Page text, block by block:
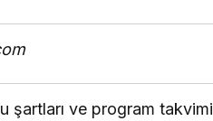
şartları ve program takvimi